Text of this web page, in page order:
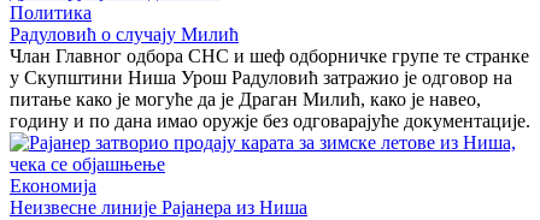
Политика
Радуловић о случају Милић
Члан Главног одбора СНС и шеф одборничке групе те странке
у Скупштини Ниша Урош Радуловић затражио је одговор на
питање како је могуће да је Драган Милић, како је навео,
годину и по дана имао оружје без одговарајуће документације.
Економија
Неизвесне линије Рајанера из Ниша